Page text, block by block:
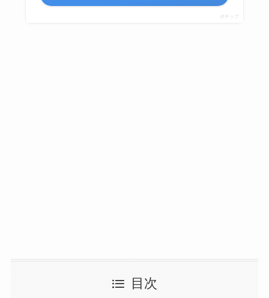
ポチップ
目次